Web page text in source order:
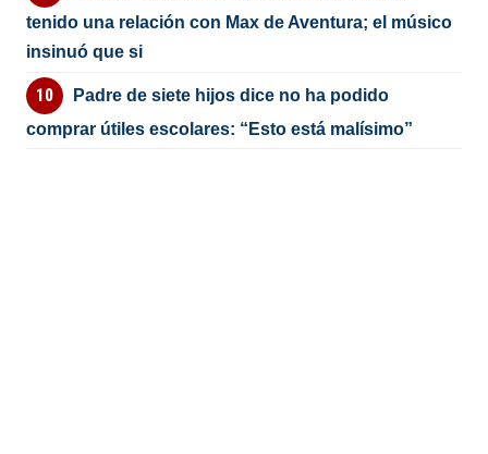
tenido una relación con Max de Aventura; el músico
insinuó que si
Padre de siete hijos dice no ha podido
comprar útiles escolares: “Esto está malísimo”